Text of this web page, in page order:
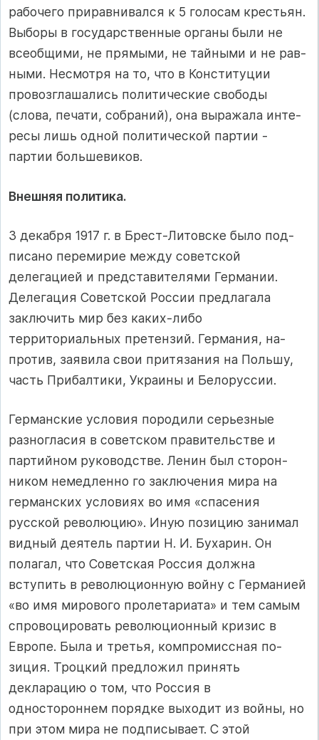
рабочего приравнивался к 5 голосам крестьян.
Выборы в государственные органы были не
всеобщими, не прямыми, не тайными и не рав­
ными. Несмотря на то, что в Конституции
провозглашались поли­тические свободы
(слова, печати, собраний), она выражала инте­
ресы лишь одной политической партии -
партии большевиков.
Внешняя политика.
3 декабря 1917 г. в Брест-Литовске было под­
писано перемирие между советской
делегацией и представителя­ми Германии.
Делегация Советской России предлагала
заключить мир без каких-либо
территориальных претензий. Германия, на­
против, заявила свои притязания на Польшу,
часть Прибалтики, Украины и Белоруссии.
Германские условия породили серьезные
разногласия в совет­ском правительстве и
партийном руководстве. Ленин был сторон­
ником немедленно го заключения мира на
германских условиях во имя «спасения
русской революцию». Иную позицию занимал
вид­ный деятель партии Н. И. Бухарин. Он
полагал, что Советская Рос­сия должна
вступить в революционную войну с Германией
«во имя мирового пролетариата» и тем самым
спровоцировать рево­люционный кризис в
Европе. Была и третья, компромиссная по­
зиция. Троцкий предложил принять
декларацию о том, что Рос­сия в
одностороннем порядке выходит из войны, но
при этом мира не подписывает. С этой